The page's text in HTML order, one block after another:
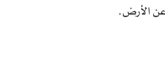
عن الأرض.